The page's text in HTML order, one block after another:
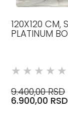
120X120 CM,
PLATINUM
9.400,00 RSD
6.900,00 RSD